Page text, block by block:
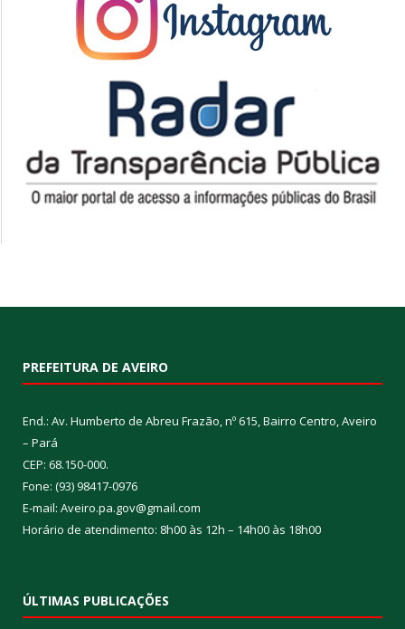
PREFEITURA DE AVEIRO
End.: Av. Humberto de Abreu Frazão, nº 615, Bairro Centro, Aveiro
– Pará
CEP: 68.150-000.
Fone: (93) 98417-0976
E-mail: Aveiro.pa.gov@gmail.com
Horário de atendimento: 8h00 às 12h – 14h00 às 18h00
ÚLTIMAS PUBLICAÇÕES